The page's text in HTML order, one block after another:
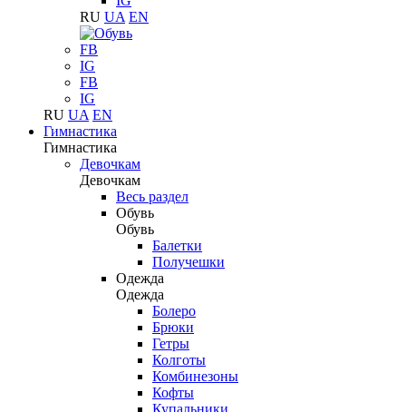
RU UA EN
FB
IG
FB
IG
RU UA EN
Гимнастика
Гимнастика
Девочкам
Девочкам
Весь раздел
Обувь
Обувь
Балетки
Получешки
Одежда
Одежда
Болеро
Брюки
Гетры
Колготы
Комбинезоны
Кофты
Купальники